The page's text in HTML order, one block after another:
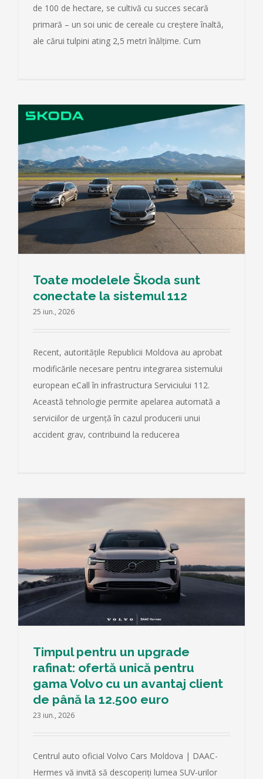
de 100 de hectare, se cultivă cu succes secară
primară – un soi unic de cereale cu creștere înaltă,
ale cărui tulpini ating 2,5 metri înălțime. Cum
Toate modelele Škoda sunt
conectate la sistemul 112
25 iun., 2026
Recent, autoritățile Republicii Moldova au aprobat
modificările necesare pentru integrarea sistemului
european eCall în infrastructura Serviciului 112.
Această tehnologie permite apelarea automată a
serviciilor de urgență în cazul producerii unui
accident grav, contribuind la reducerea
Timpul pentru un upgrade
rafinat: ofertă unică pentru
gama Volvo cu un avantaj client
de până la 12.500 euro
23 iun., 2026
Centrul auto oficial Volvo Cars Moldova | DAAC-
Hermes vă invită să descoperiți lumea SUV-urilor